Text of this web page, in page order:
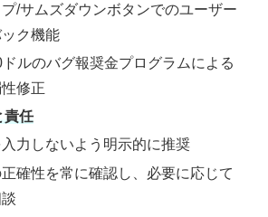
/サムズダウンボタンでのユーザー
ク機能
ルのバグ報奨金プログラムによる
修正
責任
力しないよう明示的に推奨
確性を常に確認し、必要に応じて